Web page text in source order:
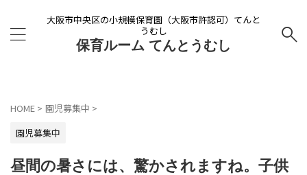
大阪市中央区の小規模保育園（大阪市許認可）てんと
うむし
保育ルーム てんとうむし
HOME > 園児募集中 >
園児募集中
昼間の暑さには、驚かされますね。子供